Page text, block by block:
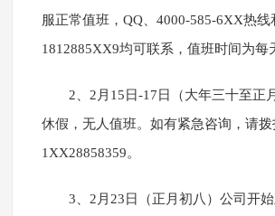
服正常值班，QQ、4000-585-6XX热
1812885XX9均可联系，值班时间为每
2、2月15日-17日（大年三十至正
休假，无人值班。如有紧急咨询，请
1XX28858359。
3、2月23日（正月初八）公司开